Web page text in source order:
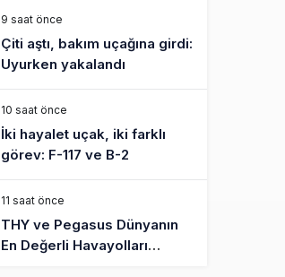
9 saat önce
Çiti aştı, bakım uçağına girdi:
Uyurken yakalandı
10 saat önce
İki hayalet uçak, iki farklı
görev: F-117 ve B-2
11 saat önce
THY ve Pegasus Dünyanın
En Değerli Havayolları